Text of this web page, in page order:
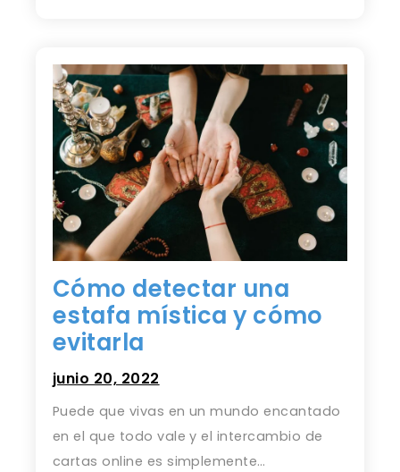
Cómo detectar una
estafa mística y cómo
evitarla
junio 20, 2022
Puede que vivas en un mundo encantado
en el que todo vale y el intercambio de
cartas online es simplemente…